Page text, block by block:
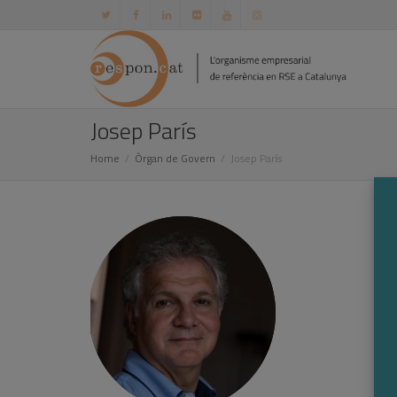
Josep París
Home Òrgan de Govern Josep París